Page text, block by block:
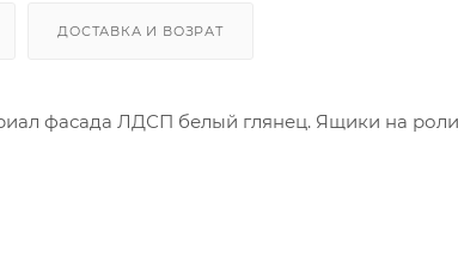
ДОСТАВКА И ВОЗРАТ
фасада ЛДСП белый глянец. Ящики на